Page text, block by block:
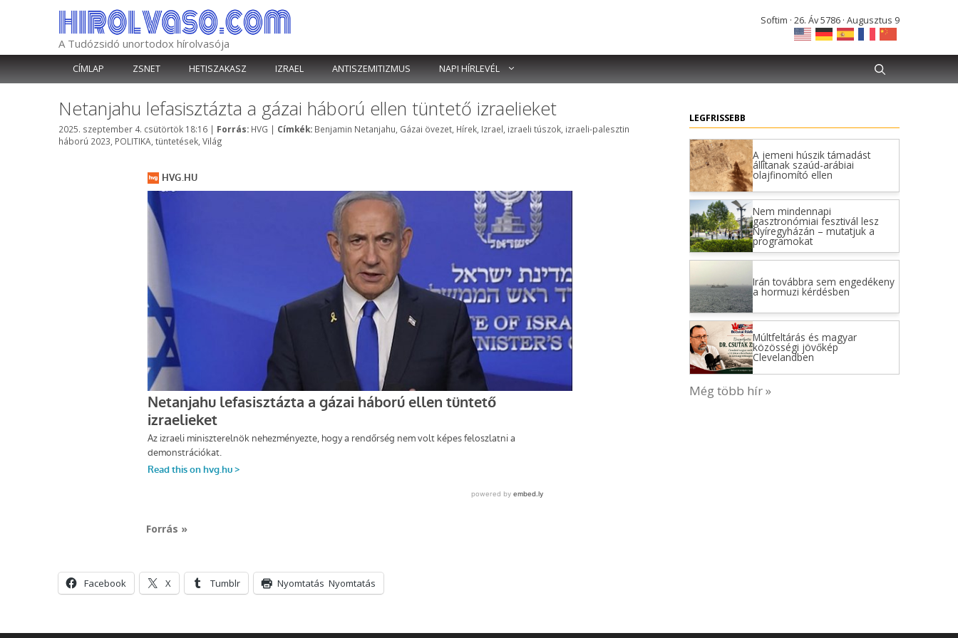
A Tudózsidó unortodox hírolvasója
Softim · 26. Áv 5786 · Augusztus 9
CÍMLAP ZSNET HETISZAKASZ IZRAEL ANTISZEMITIZMUS NAPI HÍRLEVÉL
Netanjahu lefasisztázta a gázai háború ellen tüntető izraelieket
2025. szeptember 4. csütörtök 18:16 | Forrás: Kategória
HVG | Címkék: Címkék
Benjamin Netanjahu Gázai övezet Hírek Izrael izraeli túszok izraeli-palesztin
háború 2023 POLITIKA tüntetések Világ
Forrás »
Facebook X Tumblr Nyomtatás Nyomtatás
LEGFRISSEBB
A jemeni húszik támadást
állítanak szaúd-arábiai
olajfinomító ellen
Nem mindennapi
gasztronómiai fesztivál lesz
Nyíregyházán – mutatjuk a
programokat
Irán továbbra sem engedékeny
a hormuzi kérdésben
Múltfeltárás és magyar
közösségi jövőkép
Clevelandben
Még több hír »